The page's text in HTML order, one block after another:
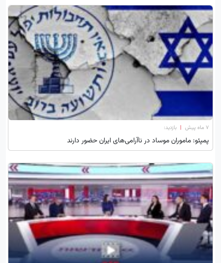
۷ ماه پیش | بازدید:
پمپئو: ماموران موساد در ناآرامی‌های ایران حضور دارند